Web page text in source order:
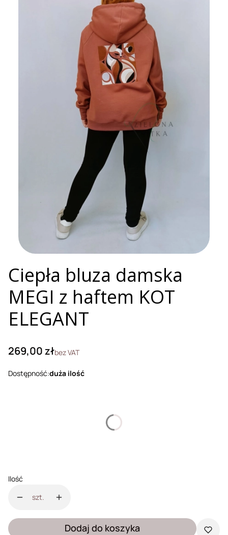
Ciepła bluza damska
MEGI z haftem KOT
ELEGANT
Cena
269,00 złbez VAT
Dostępność:duża ilość
Ilość
szt.
Dodaj do koszyka